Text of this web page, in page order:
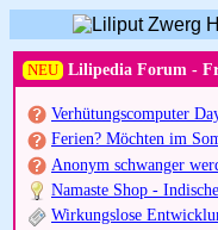
NEU Lilipedia Forum -
Verhütungscomputer
Ferien? Möchten im
Anonym schwanger
Namaste Shop -
Wirkungslose